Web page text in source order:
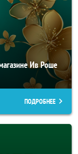
Ив Роше
ПОДРОБНЕЕ